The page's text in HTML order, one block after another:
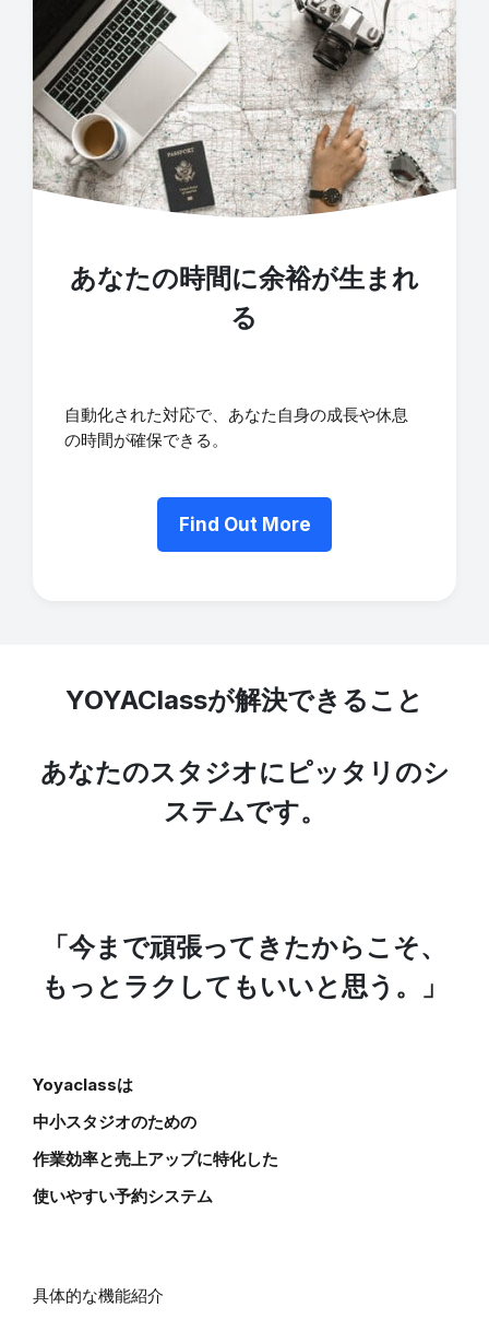
あなたの時間に余裕が生まれ
る
自動化された対応で、あなた自身の成長や休息
の時間が確保できる。
Find Out More
YOYAClassが解決できること
あなたのスタジオにピッタリのシ
ステムです。
「今まで頑張ってきたからこそ、
もっとラクしてもいいと思う。」
Yoyaclassは
中小スタジオのための
作業効率と売上アップに特化した
使いやすい予約システム
具体的な機能紹介